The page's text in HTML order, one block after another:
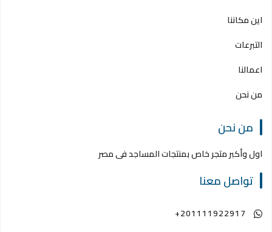
اين مكاننا
التبرعات
اعمالنا
من نحن
من نحن
اول وأكبر متجر خاص بمنتجات المساجد فى مصر
تواصل معنا
+201111922917